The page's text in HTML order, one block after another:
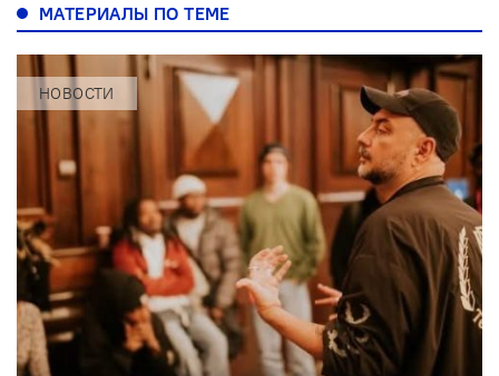
МАТЕРИАЛЫ ПО ТЕМЕ
НОВОСТИ